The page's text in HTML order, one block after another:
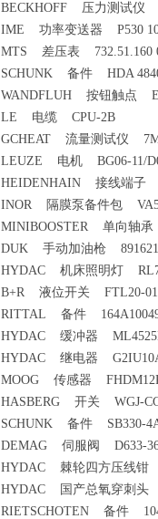
BECKHOFF 压力测试仪
IME 功率变送器 P530
MTS 差压表 732.51.160
SCHUNK 备件 HDA
WANDFLUH 按钮触点
LE 电缆 CPU-2B
GCHEAT 流量测试仪
LEUZE 电机 BG06-11/
HEIDENHAIN 接线端子
INOR 隔膜泵备件包
MINIBOOSTER 单向轴承
DUK 手动加油枪 891621
HYDAC 机床照明灯
B+R 液位开关 FTL20-
RITTAL 备件
HYDAC 缓冲器 ML4525M
HYDAC 继电器
MOOG 传感器
HASBERG 开关 WGJ-
SCHUNK 备件 SB330-
DEMAG 伺服阀 D633-
HYDAC 棘轮四方压线钳
HYDAC 国产总氧穿刺头
RIETSCHOTEN 备件